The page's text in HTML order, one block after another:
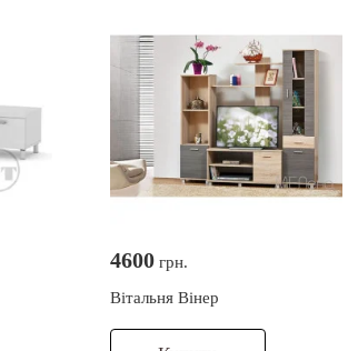
4600грн.
Вітальня Вінер